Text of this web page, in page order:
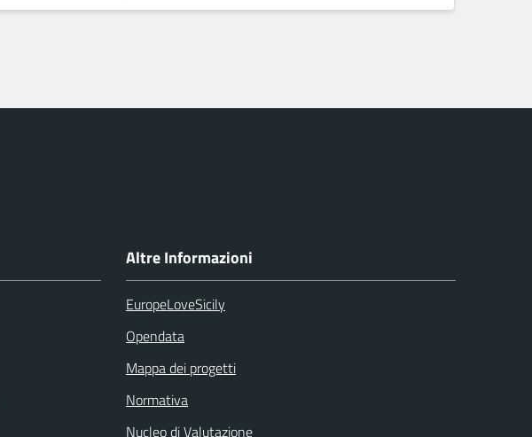
Altre Informazioni
EuropeLoveSicily
Opendata
Mappa dei progetti
Normativa
Nucleo di Valutazione